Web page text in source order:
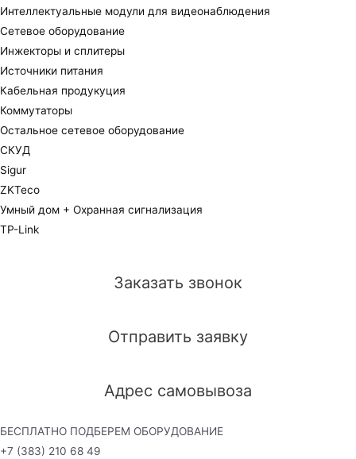
Интеллектуальные модули для видеонаблюдения
Сетевое оборудование
Инжекторы и сплитеры
Источники питания
Кабельная продукуция
Коммутаторы
Остальное сетевое оборудование
СКУД
Sigur
ZKTeco
Умный дом + Охранная сигнализация
TP-Link
Заказать звонок
Отправить заявку
Адрес самовывоза
БЕСПЛАТНО ПОДБЕРЕМ ОБОРУДОВАНИЕ
+7 (383) 210 68 49